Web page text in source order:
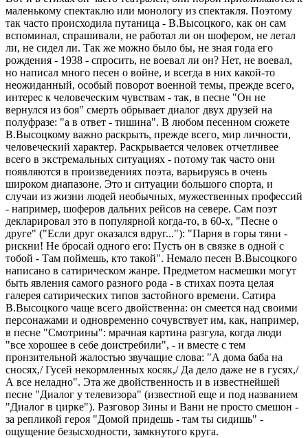
маленькому спектаклю или монологу из спектакля. Поэтому
так часто происходила путаница - В.Высоцкого, как он сам
вспоминал, спрашивали, не работал ли он шофером, не летал
ли, не сидел ли. Так же можно было бы, не зная года его
рождения - 1938 - спросить, не воевал ли он? Нет, не воевал,
но написал много песен о войне, и всегда в них какой-то
неожиданный, особый поворот военной темы, прежде всего,
интерес к человеческим чувствам - так, в песне "Он не
вернулся из боя" смерть обрывает диалог двух друзей на
полуфразе: "а в ответ - тишина". В любом песенном сюжете
В.Высоцкому важно раскрыть, прежде всего, мир личности,
человеческий характер. Раскрывается человек отчетливее
всего в экстремальных ситуациях - потому так часто они
появляются в произведениях поэта, варьируясь в очень
широком диапазоне. Это и ситуации большого спорта, и
случаи из жизни людей необычных, мужественных профессий
- например, шоферов дальних рейсов на севере. Сам поэт
декларировал это в популярной когда-то, в 60-х, "Песне о
друге" ("Если друг оказался вдруг..."): "Парня в горы тяни -
рискни! Не бросай одного его: Пусть он в связке в одной с
тобой - Там поймешь, кто такой". Немало песен В.Высоцкого
написано в сатирическом жанре. Предметом насмешки могут
быть явления самого разного рода - в стихах поэта целая
галерея сатирических типов застойного времени. Сатира
В.Высоцкого чаще всего двойственна: он смеется над своими
персонажами и одновременно сочувствует им, как, например,
в песне "Смотрины": мрачная картина разгула, когда люди
"все хорошее в себе доистребили", - и вместе с тем
пронзительной жалостью звучащие слова: "А дома баба на
сносях,/ Гусей некормленных косяк,/ Да дело даже не в гусях,/
А все неладно". Эта же двойственность и в известнейшей
песне "Диалог у телевизора" (известной еще и под названием
"Диалог в цирке"). Разговор Зины и Вани не просто смешон -
за репликой героя "Домой придешь - там ты сидишь" -
ощущение безысходности, замкнутого круга.